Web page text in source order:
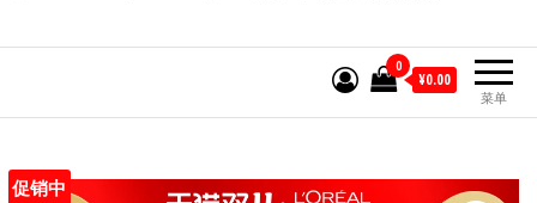
菜单
0
¥0.00
促销中